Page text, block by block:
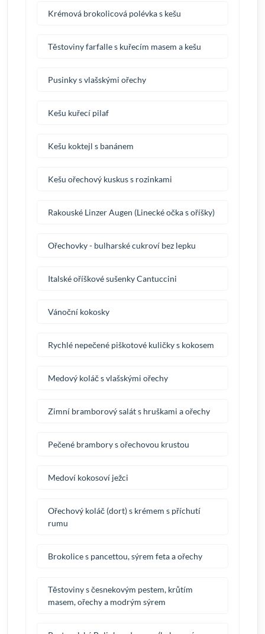
Krémová brokolicová polévka s kešu
Těstoviny farfalle s kuřecím masem a kešu
Pusinky s vlašskými ořechy
Kešu kuřecí pilaf
Kešu koktejl s banánem
Kešu ořechový kuskus s rozinkami
Rakouské Linzer Augen (Linecké očka s oříšky)
Ořechovky - bulharské cukroví bez lepku
Italské oříškové sušenky Cantuccini
Vánoční kokosky
Rychlé nepečené piškotové kuličky s kokosem
Medový koláč s vlašskými ořechy
Zimní bramborový salát s hruškami a ořechy
Pečené brambory s ořechovou krustou
Medoví kokosoví ježci
Ořechový koláč (dort) s krémem s příchutí
rumu
Brokolice s pancettou, sýrem feta a ořechy
Těstoviny s česnekovým pestem, krůtím
masem, ořechy a modrým sýrem